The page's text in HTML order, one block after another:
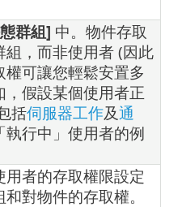
群組] 中。物件存取
組，而非使用者 (因此
可讓您輕鬆安置多
，假設某個使用者正
括伺服器工作及通
執行中」使用者的例
者的存取權限設定
對物件的存取權。